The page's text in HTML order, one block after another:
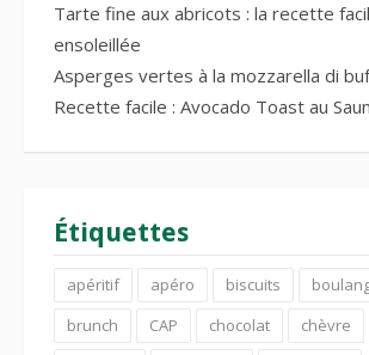
Tarte fine aux abricots : la recette
ensoleillée
Asperges vertes à la mozzarella di
Recette facile : Avocado Toast au
Étiquettes
apéritif apéro biscuits
brunch
CAP chocolat chèvre